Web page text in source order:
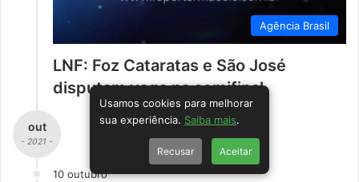
Agência Brasil
LNF: Foz Cataratas e São José
disputam vaga na semifinal
out
- 2021 -
10 outubro
Usamos cookies para melhorar
sua experiência. Saiba mais.
Recusar Aceitar